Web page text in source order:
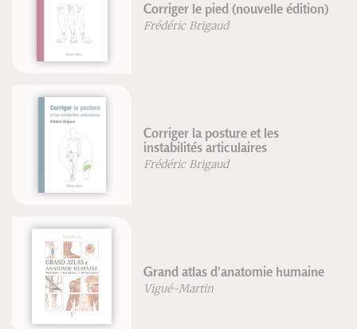
Corriger le pied (nouvelle édition)
Frédéric Brigaud
Corriger la posture et les
instabilités articulaires
Frédéric Brigaud
Grand atlas d'anatomie humaine
Vigué-Martin